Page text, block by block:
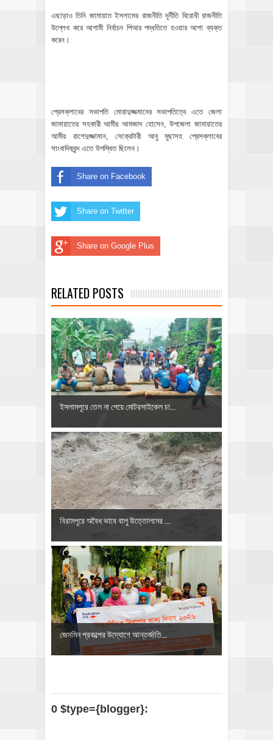
এছাড়াও তিনি জামায়াত ইসলামের রাজনীতি দূর্নীতি বিরোধী রাজনীতি
উল্লেখ করে আগামী নির্বাচন পিআর পদ্ধতিতে হওয়ার আশা ব্যক্ত
করেন।
প্রেসক্লাবের সভাপতি মোরাদুজ্জমানের সভাপতিত্বে এতে জেলা
জামায়াতের সহকারী আমীর আমজাদ হোসেন, উপজেলা জামায়াতের
আমীর রাশেদুজ্জামান, সেক্রেটারী আবু মুছাসহ প্রেসক্লাবের
সাংবাদিকবৃন্দ এতে উপস্থিত ছিলেন।
Share on Facebook
Share on Twitter
Share on Google Plus
RELATED POSTS
ইসলামপুরে তেল না পেয়ে মোটরসাইকেল চা...
বিরামপুরে অবৈধ ভাবে বালু উত্তোলনের ...
জেসমিন প্রকল্পের উদ্যোগে আন্তর্জাতি...
0 $type={blogger}: